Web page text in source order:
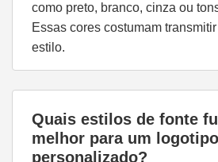
como preto, branco, cinza ou
Essas cores costumam
estilo.
Quais estilos de fonte
melhor para um logotipo
personalizado?